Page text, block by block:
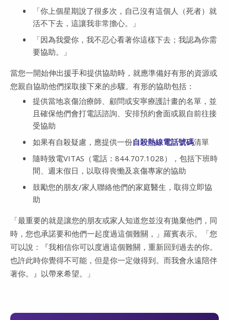
「你上個星期說了很多次，自己沒有這個人（死者）就
活不下去，這讓我非常擔心。」
「因為我愛你，我不忍心看著你這樣下去；我認為你需
要協助。」
當您一開始伸出援手和提供協助時，就應準備好有形的資源或
您親自協助他們採取接下來的步驟。有形的協助包括：
提供當地哀傷治療師、顧問或安寧療護計畫的名單，並
且確保他們會打電話諮詢、安排預約會面或親自前往接
受協助
如果有自殺疑慮，應提供一份自殺熱線電話號碼清單
隨時致電VITAS（電話：844.707.1028），包括下班時
間、週末假日，以取得喪慟及哀傷專家的協助
鼓勵您的朋友/家人聯絡他們的家庭醫生，取得立即協
助
「最重要的就是讓您的朋友或家人知道您並沒有拋棄他們，同
時，您也承諾要和他們一起度過這個難關，」羅賓表示。「您
可以說：『我相信你可以度過這個難關，重新回到過去的你。
也許此時你覺得不可能，但是你一定做得到。而我會永遠陪伴
著你。』以帶來希望。」